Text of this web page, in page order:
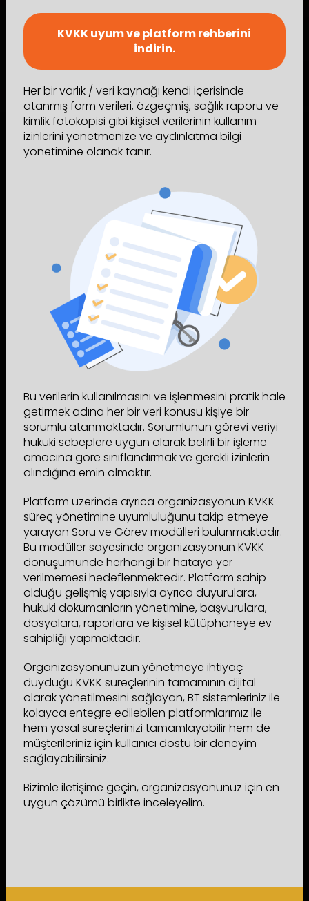
KVKK uyum ve platform rehberini
indirin.
Her bir varlık / veri kaynağı kendi içerisinde
atanmış form verileri, özgeçmiş, sağlık raporu ve
kimlik fotokopisi gibi kişisel verilerinin kullanım
izinlerini yönetmenize ve aydınlatma bilgi
yönetimine olanak tanır.
Bu verilerin kullanılmasını ve işlenmesini pratik hale
getirmek adına her bir veri konusu kişiye bir
sorumlu atanmaktadır. Sorumlunun görevi veriyi
hukuki sebeplere uygun olarak belirli bir işleme
amacına göre sınıflandırmak ve gerekli izinlerin
alındığına emin olmaktır.
Platform üzerinde ayrıca organizasyonun KVKK
süreç yönetimine uyumluluğunu takip etmeye
yarayan Soru ve Görev modülleri bulunmaktadır.
Bu modüller sayesinde organizasyonun KVKK
dönüşümünde herhangi bir hataya yer
verilmemesi hedeflenmektedir. Platform sahip
olduğu gelişmiş yapısıyla ayrıca duyurulara,
hukuki dokümanların yönetimine, başvurulara,
dosyalara, raporlara ve kişisel kütüphaneye ev
sahipliği yapmaktadır.
Organizasyonunuzun yönetmeye ihtiyaç
duyduğu KVKK süreçlerinin tamamının dijital
olarak yönetilmesini sağlayan, BT sistemleriniz ile
kolayca entegre edilebilen platformlarımız ile
hem yasal süreçlerinizi tamamlayabilir hem de
müşterileriniz için kullanıcı dostu bir deneyim
sağlayabilirsiniz.
Bizimle iletişime geçin, organizasyonunuz için en
uygun çözümü birlikte inceleyelim.